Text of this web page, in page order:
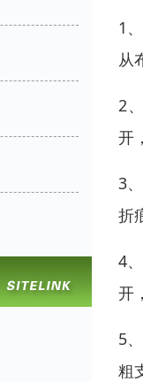
1
从
2
开
3
折
4
开
5
粗